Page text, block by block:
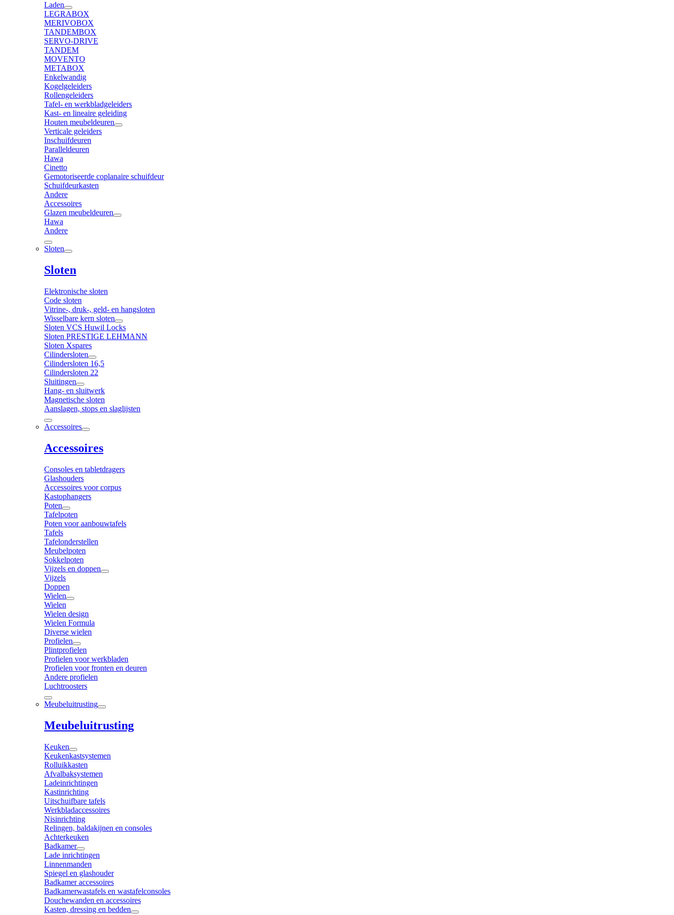
Laden
LEGRABOX
MERIVOBOX
TANDEMBOX
SERVO-DRIVE
TANDEM
MOVENTO
METABOX
Enkelwandig
Kogelgeleiders
Rollengeleiders
Tafel- en werkbladgeleiders
Kast- en lineaire geleiding
Houten meubeldeuren
Verticale geleiders
Inschuifdeuren
Paralleldeuren
Hawa
Cinetto
Gemotoriseerde coplanaire schuifdeur
Schuifdeurkasten
Andere
Accessoires
Glazen meubeldeuren
Hawa
Andere
Sloten
Sloten
Elektronische sloten
Code sloten
Vitrine-, druk-, geld- en hangsloten
Wisselbare kern sloten
Sloten VCS Huwil Locks
Sloten PRESTIGE LEHMANN
Sloten Xspares
Cilindersloten
Cilindersloten 16,5
Cilindersloten 22
Sluitingen
Hang- en sluitwerk
Magnetische sloten
Aanslagen, stops en slaglijsten
Accessoires
Accessoires
Consoles en tabletdragers
Glashouders
Accessoires voor corpus
Kastophangers
Poten
Tafelpoten
Poten voor aanbouwtafels
Tafels
Tafelonderstellen
Meubelpoten
Sokkelpoten
Vijzels en doppen
Vijzels
Doppen
Wielen
Wielen
Wielen design
Wielen Formula
Diverse wielen
Profielen
Plintprofielen
Profielen voor werkbladen
Profielen voor fronten en deuren
Andere profielen
Luchtroosters
Meubeluitrusting
Meubeluitrusting
Keuken
Keukenkastsystemen
Rolluikkasten
Afvalbaksystemen
Ladeinrichtingen
Kastinrichting
Uitschuifbare tafels
Werkbladaccessoires
Nisinrichting
Relingen, baldakijnen en consoles
Achterkeuken
Badkamer
Lade inrichtingen
Linnenmanden
Spiegel en glashouder
Badkamer accessoires
Badkamerwastafels en wastafelconsoles
Douchewanden en accessoires
Kasten, dressing en bedden